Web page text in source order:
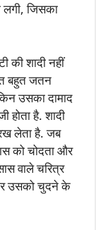
जिसका
की शादी नहीं
बहुत जतन
उसका दामाद
होता है. शादी
लेता है. जब
को चोदता और
वाले चरित्र
उसको चुदने के